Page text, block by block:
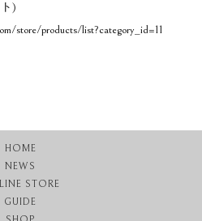
)
store/products/list?category_id=11
HOME
NEWS
STORE
GUIDE